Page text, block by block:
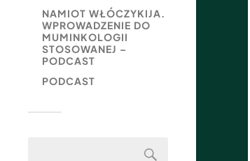
NAMIOT WŁÓCZYKIJA.
WPROWADZENIE DO
MUMINKOLOGII
STOSOWANEJ –
PODCAST
PODCAST